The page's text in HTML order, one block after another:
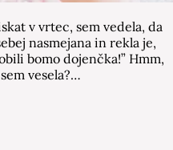
v vrtec, sem vedela, da
nasmejana in rekla je,
bomo dojenčka!” Hmm,
vesela?…